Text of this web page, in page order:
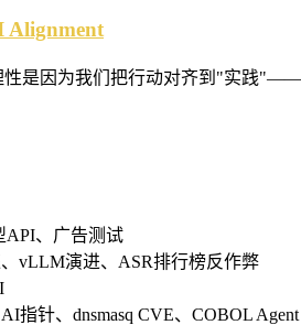
Alignment
是因为我们把行动对齐到"实践
API、广告测试
vLLM演进、ASR排行榜反作弊
指针、dnsmasq CVE、COBOL Agent